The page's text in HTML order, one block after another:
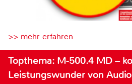
>> mehr erfahren
Topthema: M-500.4 MD –
Leistungswunder von